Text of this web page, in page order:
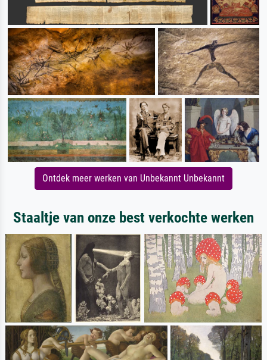
Ontdek meer werken van Unbekannt Unbekannt
Staaltje van onze best verkochte werken